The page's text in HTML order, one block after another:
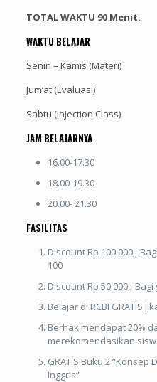
TOTAL WAKTU 90 Menit.
WAKTU BELAJAR
Senin – Kamis (Materi)
Jum’at (Evaluasi)
Sabtu (Injection Class)
JAM BELAJARNYA
16.00-17.30
18.00-19.30
20.00- 21.30
FASILITAS
Discount Rp 100.000,-
100
Discount Rp 50.000,-
Belajar di RCBI GRATIS
Berhak mendapat 20%
merekomendasikan
GRATIS Buku 2
Inggris”